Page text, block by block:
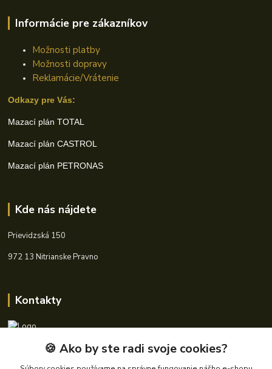
Informácie pre zákazníkov
Možnosti platby
Možnosti dopravy
Reklamácie/Vrátenie
Odkazy pre Vás:
Mazací plán TOTAL
Mazací plán CASTROL
Mazací plán PETRONAS
Kde nás nájdete
Prievidzská 150
972 13 Nitrianske Pravno
Kontakty
+421 940 621 185
🍪 Ako by ste radi svoje cookies?